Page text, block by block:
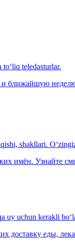
teledasturlar.
и ближайшую
shakllari.
имён. Узнайте
uchun kerakli
доставку еды,